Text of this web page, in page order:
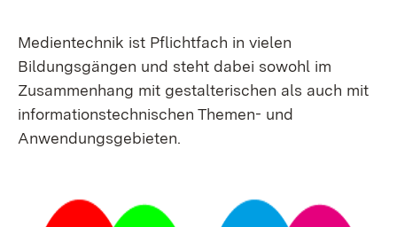
Medientechnik ist Pflichtfach in vielen
Bildungsgängen und steht dabei sowohl im
Zusammenhang mit gestalterischen als auch mit
informationstechnischen Themen- und
Anwendungsgebieten.